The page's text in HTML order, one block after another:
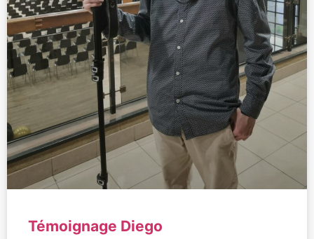
Témoignage Diego